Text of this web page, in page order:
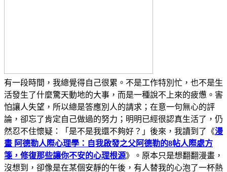
有一段時間，我總覺得自己很累。不是工作特別忙，也不是生
活發生了什麼驚天動地的大事，而是一種說不上來的疲憊。害
怕讓人失望，所以總是答應別人的請求；在意一句無心的評
論，卻忘了肯定自己做過的努力；明明已經很認真生活了，仍
然忍不住懷疑：「是不是我還不夠好？」後來，我讀到了《漫
畫 阿德勒人際心理學：自我啟發之父阿德勒的8帖人際處方
箋，修復那些讓你不安的心理根源》。原本只是想翻翻漫畫，
沒想到，卻像是在某個安靜的午後，有人替我的心泡了一杯熱